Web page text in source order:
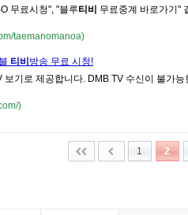
무료시청", "블루티비
무료중계 바로가기"
taemanomanoa)
티비 방송 무료 시청!
보기로 제공합니다. DMB TV 수신이 불가
)
1 2